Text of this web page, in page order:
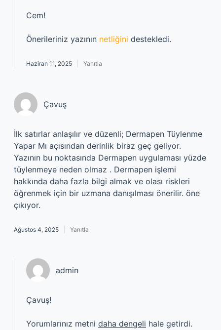
Cem!
Önerileriniz yazının netliğini destekledi.
Haziran 11, 2025 Yanıtla
Çavuş
İlk satırlar anlaşılır ve düzenli; Dermapen Tüylenme
Yapar Mı açısından derinlik biraz geç geliyor.
Yazının bu noktasında Dermapen uygulaması yüzde
tüylenmeye neden olmaz . Dermapen işlemi
hakkında daha fazla bilgi almak ve olası riskleri
öğrenmek için bir uzmana danışılması önerilir. öne
çıkıyor.
Ağustos 4, 2025 Yanıtla
admin
Çavuş!
Yorumlarınız metni daha dengeli hale getirdi.